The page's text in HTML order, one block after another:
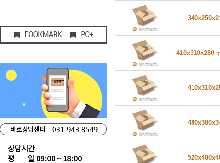
410x310x280